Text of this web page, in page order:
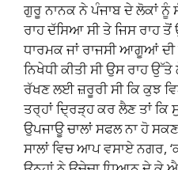
ਗੁਰੂ ਨਾਨਕ ਨੇ ਪੰਜਾਬ ਦੇ ਲੋਕਾਂ ਨੂੰ
ਰਾਹ ਦੱਸਿਆ ਸੀ ਤੇ ਜਿਸ ਰਾਹ
ਧਾਰਮਕ ਜਾਂ ਰਾਜਸੀ ਆਗੂਆਂ ਦੀ
ਨਿਖੇਧੀ ਕੀਤੀ ਸੀ ਉਸ ਰਾਹ
ਰੱਖਣ ਲਈ ਜ਼ਰੂਰੀ ਸੀ ਕਿ ਕੁਝ
ਤਰ੍ਹਾਂ ਦ੍ਰਿੜ੍ਹ ਕਰ ਲੈਣ ਤਾਂ
ਉਪਜਾਊ ਚਾਲਾਂ ਸਫਲ ਨਾ ਹੋ
ਸਾਲਾਂ ਵਿਚ ਆਪ ਵਸਾਏ ਨਗਰ,